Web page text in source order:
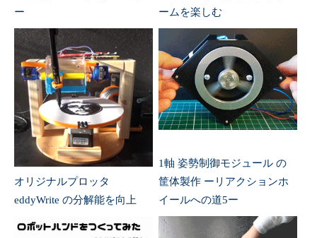
ー
ームを楽しむ
オリジナルプロッタ
eddyWrite の分解能を向上
1軸 姿勢制御モジュール の
筐体製作 ーリアクションホ
イールへの道5ー